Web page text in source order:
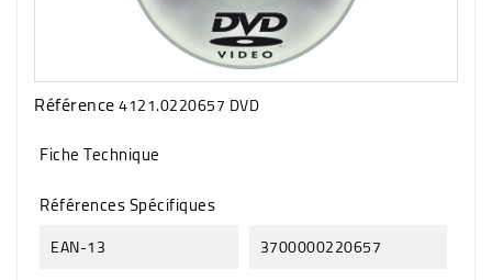
Référence4121.0220657 DVD
Fiche Technique
Références Spécifiques
EAN-13 3700000220657